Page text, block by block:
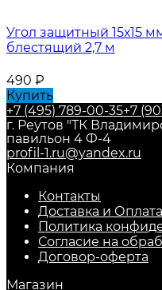
Угол защитный 15х15
блестящий 2,7 м
490 ₽
Купить
+7 (495) 789-00-35+7
г. Реутов "ТК
павильон 4 Ф-4
profil-1.ru@yandex.ru
Компания
Контакты
Доставка и Оплата
Политика
Согласие на
Договор-оферта
Магазин